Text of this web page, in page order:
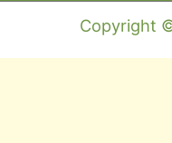
Copyright